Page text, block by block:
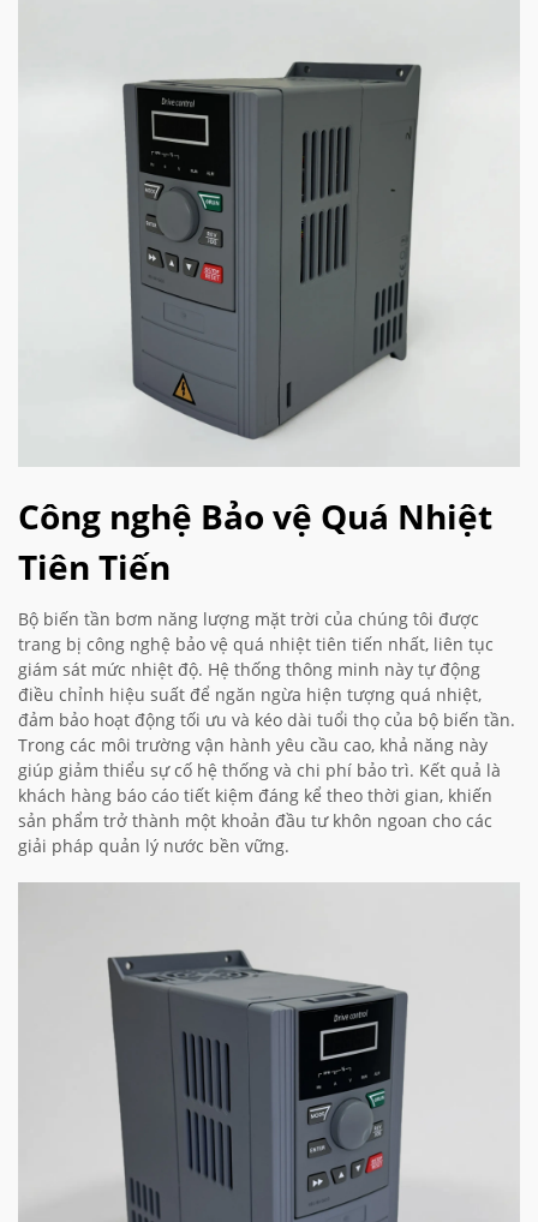
Công nghệ Bảo vệ Quá Nhiệt
Tiên Tiến
Bộ biến tần bơm năng lượng mặt trời của chúng tôi được
trang bị công nghệ bảo vệ quá nhiệt tiên tiến nhất, liên tục
giám sát mức nhiệt độ. Hệ thống thông minh này tự động
điều chỉnh hiệu suất để ngăn ngừa hiện tượng quá nhiệt,
đảm bảo hoạt động tối ưu và kéo dài tuổi thọ của bộ biến tần.
Trong các môi trường vận hành yêu cầu cao, khả năng này
giúp giảm thiểu sự cố hệ thống và chi phí bảo trì. Kết quả là
khách hàng báo cáo tiết kiệm đáng kể theo thời gian, khiến
sản phẩm trở thành một khoản đầu tư khôn ngoan cho các
giải pháp quản lý nước bền vững.